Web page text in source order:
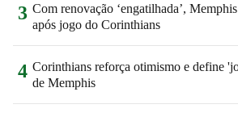
3 Com renovação ‘engatilhada’,
após jogo do Corinthians
4 Corinthians reforça otimismo e define
de Memphis